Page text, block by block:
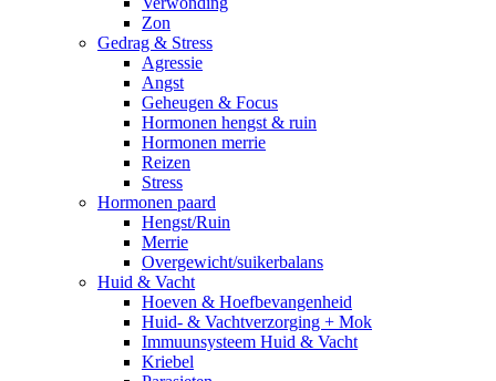
Zon
Gedrag & Stress
Agressie
Angst
Geheugen & Focus
Hormonen hengst & ruin
Hormonen merrie
Reizen
Stress
Hormonen paard
Hengst/Ruin
Merrie
Overgewicht/suikerbalans
Huid & Vacht
Hoeven & Hoefbevangenheid
Huid- & Vachtverzorging + Mok
Immuunsysteem Huid & Vacht
Kriebel